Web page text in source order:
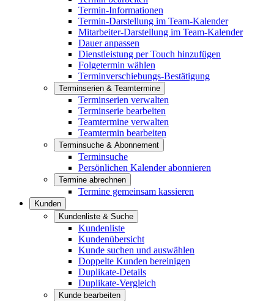
Termin-Informationen
Termin-Darstellung im Team-Kalender
Mitarbeiter-Darstellung im Team-Kalender
Dauer anpassen
Dienstleistung per Touch hinzufügen
Folgetermin wählen
Terminverschiebungs-Bestätigung
Terminserien & Teamtermine
Terminserien verwalten
Terminserie bearbeiten
Teamtermine verwalten
Teamtermin bearbeiten
Terminsuche & Abonnement
Terminsuche
Persönlichen Kalender abonnieren
Termine abrechnen
Termine gemeinsam kassieren
Kunden
Kundenliste & Suche
Kundenliste
Kundenübersicht
Kunde suchen und auswählen
Doppelte Kunden bereinigen
Duplikate-Details
Duplikate-Vergleich
Kunde bearbeiten